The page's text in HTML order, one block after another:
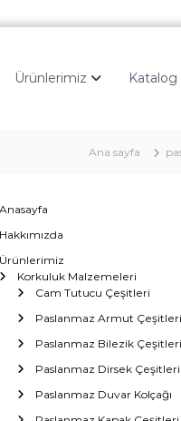
Ürünlerimiz Katalog
Ana sayfa
Anasayfa
Hakkımızda
Ürünlerimiz
Korkuluk Malzemeleri
Cam Tutucu Çeşitleri
Paslanmaz Armut Çeşitleri
Paslanmaz Bilezik Çeşitleri
Paslanmaz Dirsek Çeşitleri
Paslanmaz Duvar Kolçağı